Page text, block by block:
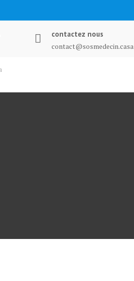
contactez nous
contact@sosmedecin.casa